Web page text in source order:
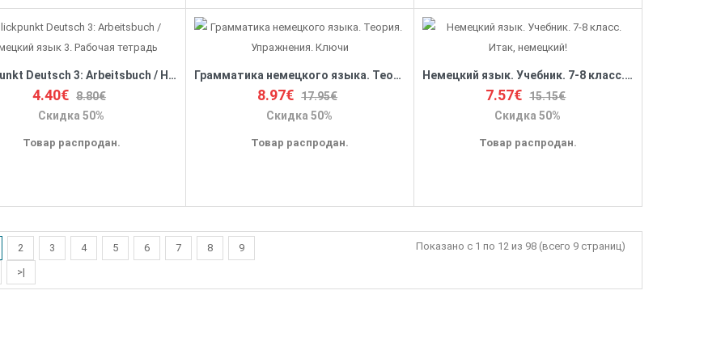
Blickpunkt Deutsch 3: Arbeitsbuch / Немецкий язык 3. Рабочая тетрадь
4.40€ 8.80€
Скидка 50%
Товар распродан.
Грамматика немецкого языка. Теория. Упражнения. Ключи
8.97€ 17.95€
Скидка 50%
Товар распродан.
Немецкий язык. Учебник. 7-8 класс. Итак, немецкий!
7.57€ 15.15€
Скидка 50%
Товар распродан.
2 3 4 5 6 7 8
9
>|
Показано с 1 по 12 из 98 (всего 9 страниц)